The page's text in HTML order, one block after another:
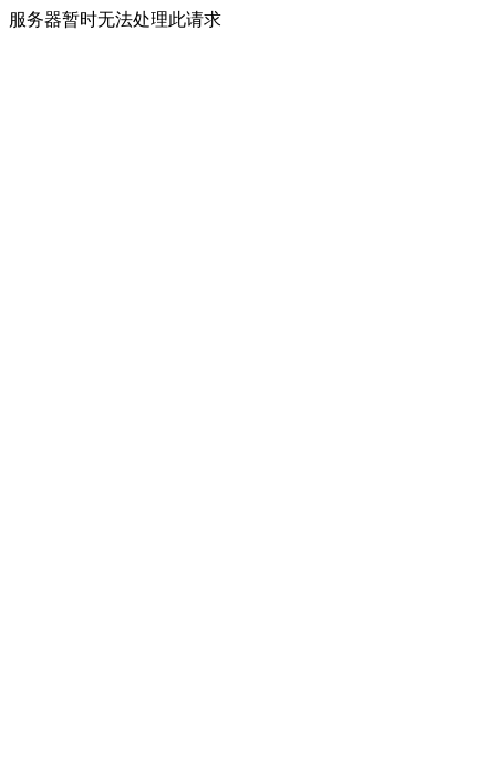
服务器暂时无法处理此请求